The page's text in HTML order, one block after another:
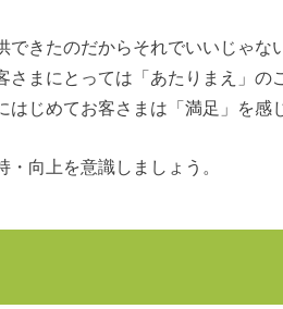
できたのだからそれでいいじゃな
さまにとっては「あたりまえ」の
じめてお客さまは「満足」を感
向上を意識しましょう。